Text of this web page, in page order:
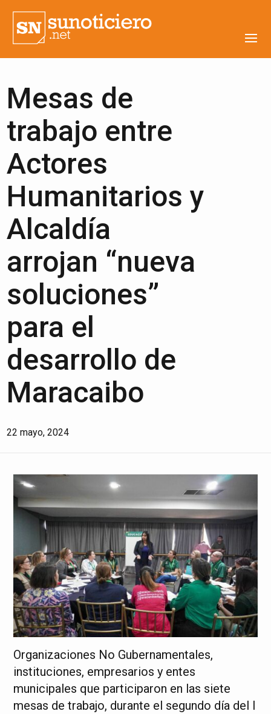
Mesas de
trabajo entre
Actores
Humanitarios y
Alcaldía
arrojan “nueva
soluciones”
para el
desarrollo de
Maracaibo
22 mayo, 2024
Organizaciones No Gubernamentales,
instituciones, empresarios y entes
municipales que participaron en las siete
mesas de trabajo, durante el segundo día del I